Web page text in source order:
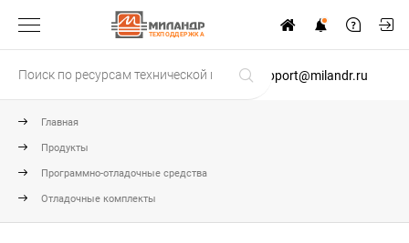
ТЕХПОДДЕРЖКА
support@milandr.ru
Главная
Продукты
Программно-отладочные средства
Отладочные комплекты